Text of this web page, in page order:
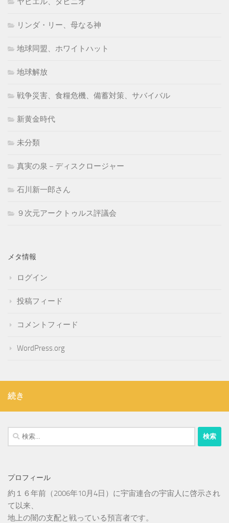
リンダ・リー、母なる神
地球同盟、ホワイトハット
地球解放
戦争災害、食糧危機、備蓄対策、サバイバル
新黄金時代
未分類
真実の泉－ディスクロージャー
石川新一郎さん
９次元アークトゥルス評議会
メタ情報
ログイン
投稿フィード
コメントフィード
WordPress.org
続き
検
索:
プロフィール
約１６年前（2006年10月4日）に宇宙連合の宇宙人に啓示され
て以来、
地上の闇の支配と戦っている預言者です。